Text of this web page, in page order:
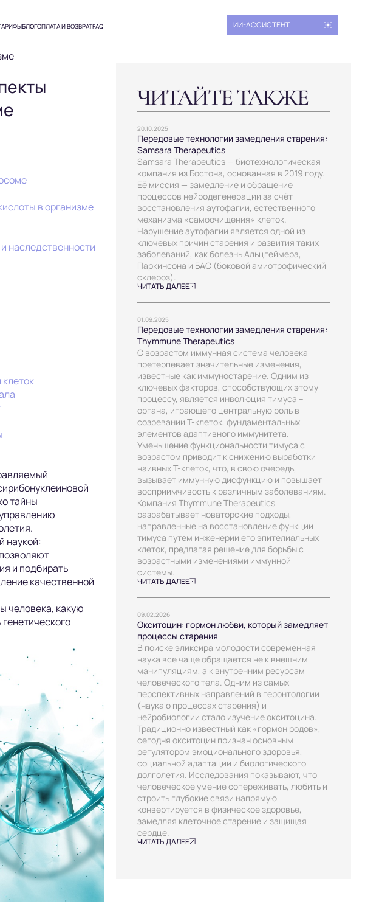
БЛОГОПЛАТА И ВОЗВРАТFAQ ИИ-АССИСТЕНТ
в организме
наследственности
тайны
наукой:
и подбирать
качественной
человека, какую
ЧИТАЙТЕ ТАКЖЕ
20.10.2025
Передовые технологии замедления старения:
Samsara Therapeutics
Samsara Therapeutics — биотехнологическая
компания из Бостона, основанная в 2019 году.
Её миссия — замедление и обращение
процессов нейродегенерации за счёт
восстановления аутофагии, естественного
механизма «самоочищения» клеток.
Нарушение аутофагии является одной из
ключевых причин старения и развития таких
заболеваний, как болезнь Альцгеймера,
Паркинсона и БАС (боковой амиотрофический
склероз).
ЧИТАТЬ ДАЛЕЕ
01.09.2025
Передовые технологии замедления старения:
Thymmune Therapeutics
С возрастом иммунная система человека
претерпевает значительные изменения,
известные как иммуностарение. Одним из
ключевых факторов, способствующих этому
процессу, является инволюция тимуса –
органа, играющего центральную роль в
созревании Т-клеток, фундаментальных
элементов адаптивного иммунитета.
Уменьшение функциональности тимуса с
возрастом приводит к снижению выработки
наивных Т-клеток, что, в свою очередь,
вызывает иммунную дисфункцию и повышает
восприимчивость к различным заболеваниям.
Компания Thymmune Therapeutics
разрабатывает новаторские подходы,
направленные на восстановление функции
тимуса путем инженерии его эпителиальных
клеток, предлагая решение для борьбы с
возрастными изменениями иммунной
системы.
ЧИТАТЬ ДАЛЕЕ
09.02.2026
Окситоцин: гормон любви, который замедляет
процессы старения
В поиске эликсира молодости современная
наука все чаще обращается не к внешним
манипуляциям, а к внутренним ресурсам
человеческого тела. Одним из самых
перспективных направлений в геронтологии
(наука о процессах старения) и
нейробиологии стало изучение окситоцина.
Традиционно известный как «гормон родов»,
сегодня окситоцин признан основным
регулятором эмоционального здоровья,
социальной адаптации и биологического
долголетия. Исследования показывают, что
человеческое умение сопереживать, любить и
строить глубокие связи напрямую
конвертируется в физическое здоровье,
замедляя клеточное старение и защищая
сердце.
ЧИТАТЬ ДАЛЕЕ